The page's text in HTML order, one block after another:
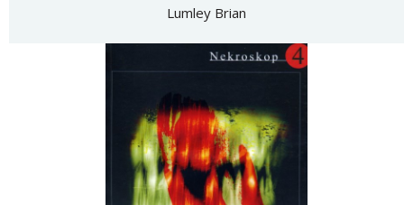
Lumley Brian